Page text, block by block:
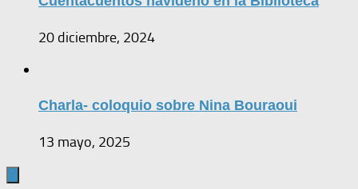
20 diciembre, 2024
Charla- coloquio sobre Nina Bouraoui
13 mayo, 2025